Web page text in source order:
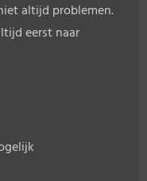
altijd problemen.
eerst naar